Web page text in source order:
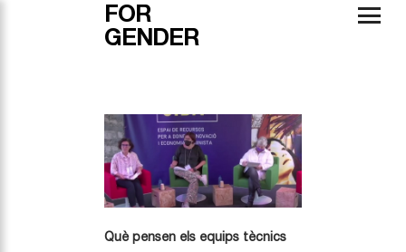
FOR
GENDER
Què pensen els equips tècnics